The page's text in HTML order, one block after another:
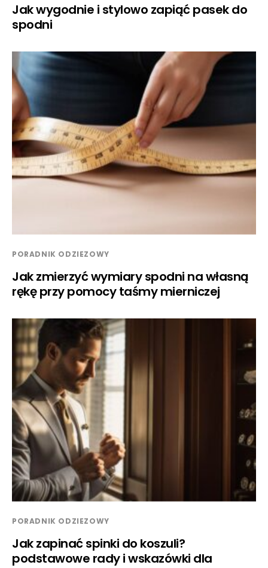
Jak wygodnie i stylowo zapiąć pasek do
spodni
PORADNIK ODZIEZOWY
Jak zmierzyć wymiary spodni na własną
rękę przy pomocy taśmy mierniczej
PORADNIK ODZIEZOWY
Jak zapinać spinki do koszuli?
podstawowe rady i wskazówki dla